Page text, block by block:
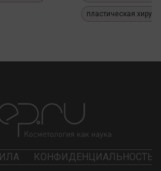
пластическая
КОНФИДЕНЦИАЛЬНОСТЬ